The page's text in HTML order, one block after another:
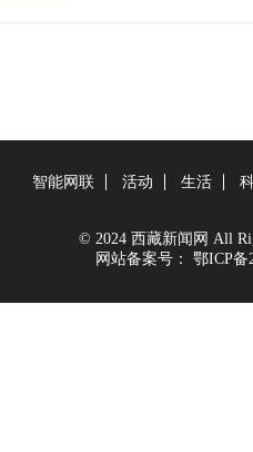
智能网联 活动 生活
© 2024 西藏新闻网 All
网站备案号：
鄂ICP备